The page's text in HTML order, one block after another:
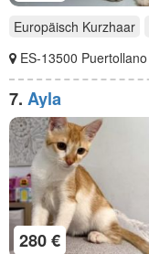
Europäisch Kurzhaar
ES-13500 Puertollano
7. Ayla
280 €